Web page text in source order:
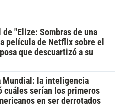
de "Elize: Sombras de una
película de Netflix sobre el
que descuartizó a su
Mundial: la inteligencia
serían los primeros
en ser derrotados